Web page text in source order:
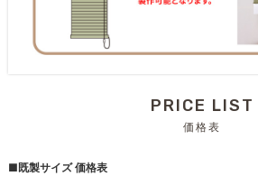
PRICE LIST
価格表
■既製サイズ 価格表